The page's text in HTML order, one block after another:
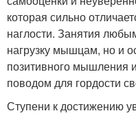
которая сильно
наглости. Занятия
нагрузку мышцам, но и
позитивного мышления
поводом для гордости
Ступени к достижению